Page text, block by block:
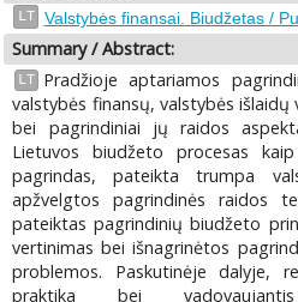
LT Valstybės finansai. Biudžetas /
Summary / Abstract:
LT
Pradžioje aptariamos
valstybės finansų, valstybės
bei pagrindiniai jų raidos
Lietuvos biudžeto procesas
pagrindas, pateikta trumpa
apžvelgtos pagrindinės raidos
pateiktas pagrindinių biudžeto
vertinimas bei išnagrinėtos
problemos. Paskutinėje dalyje,
praktika bei